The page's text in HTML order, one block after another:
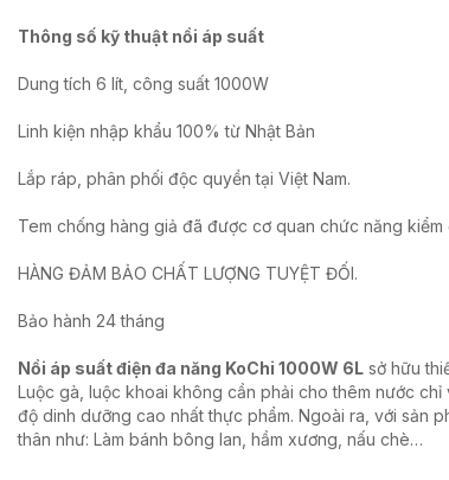
Thông số kỹ thuật nồi áp suất
Dung tích 6 lít, công suất 1000W
Linh kiện nhập khẩu 100% từ Nhật Bản
Lắp ráp, phân phối độc quyền tại Việt Nam.
Tem chống hàng giả đã được cơ quan chức năng
HÀNG ĐẢM BẢO CHẤT LƯỢNG TUYỆT ĐỐI.
Bảo hành 24 tháng
Nồi áp suất điện đa năng KoChi 1000W 6L sở hữu
Luộc gà, luộc khoai không cần phải cho thêm nước
độ dinh dưỡng cao nhất thực phẩm. Ngoài ra, với sản
thân như: Làm bánh bông lan, hầm xương, nấu chè…